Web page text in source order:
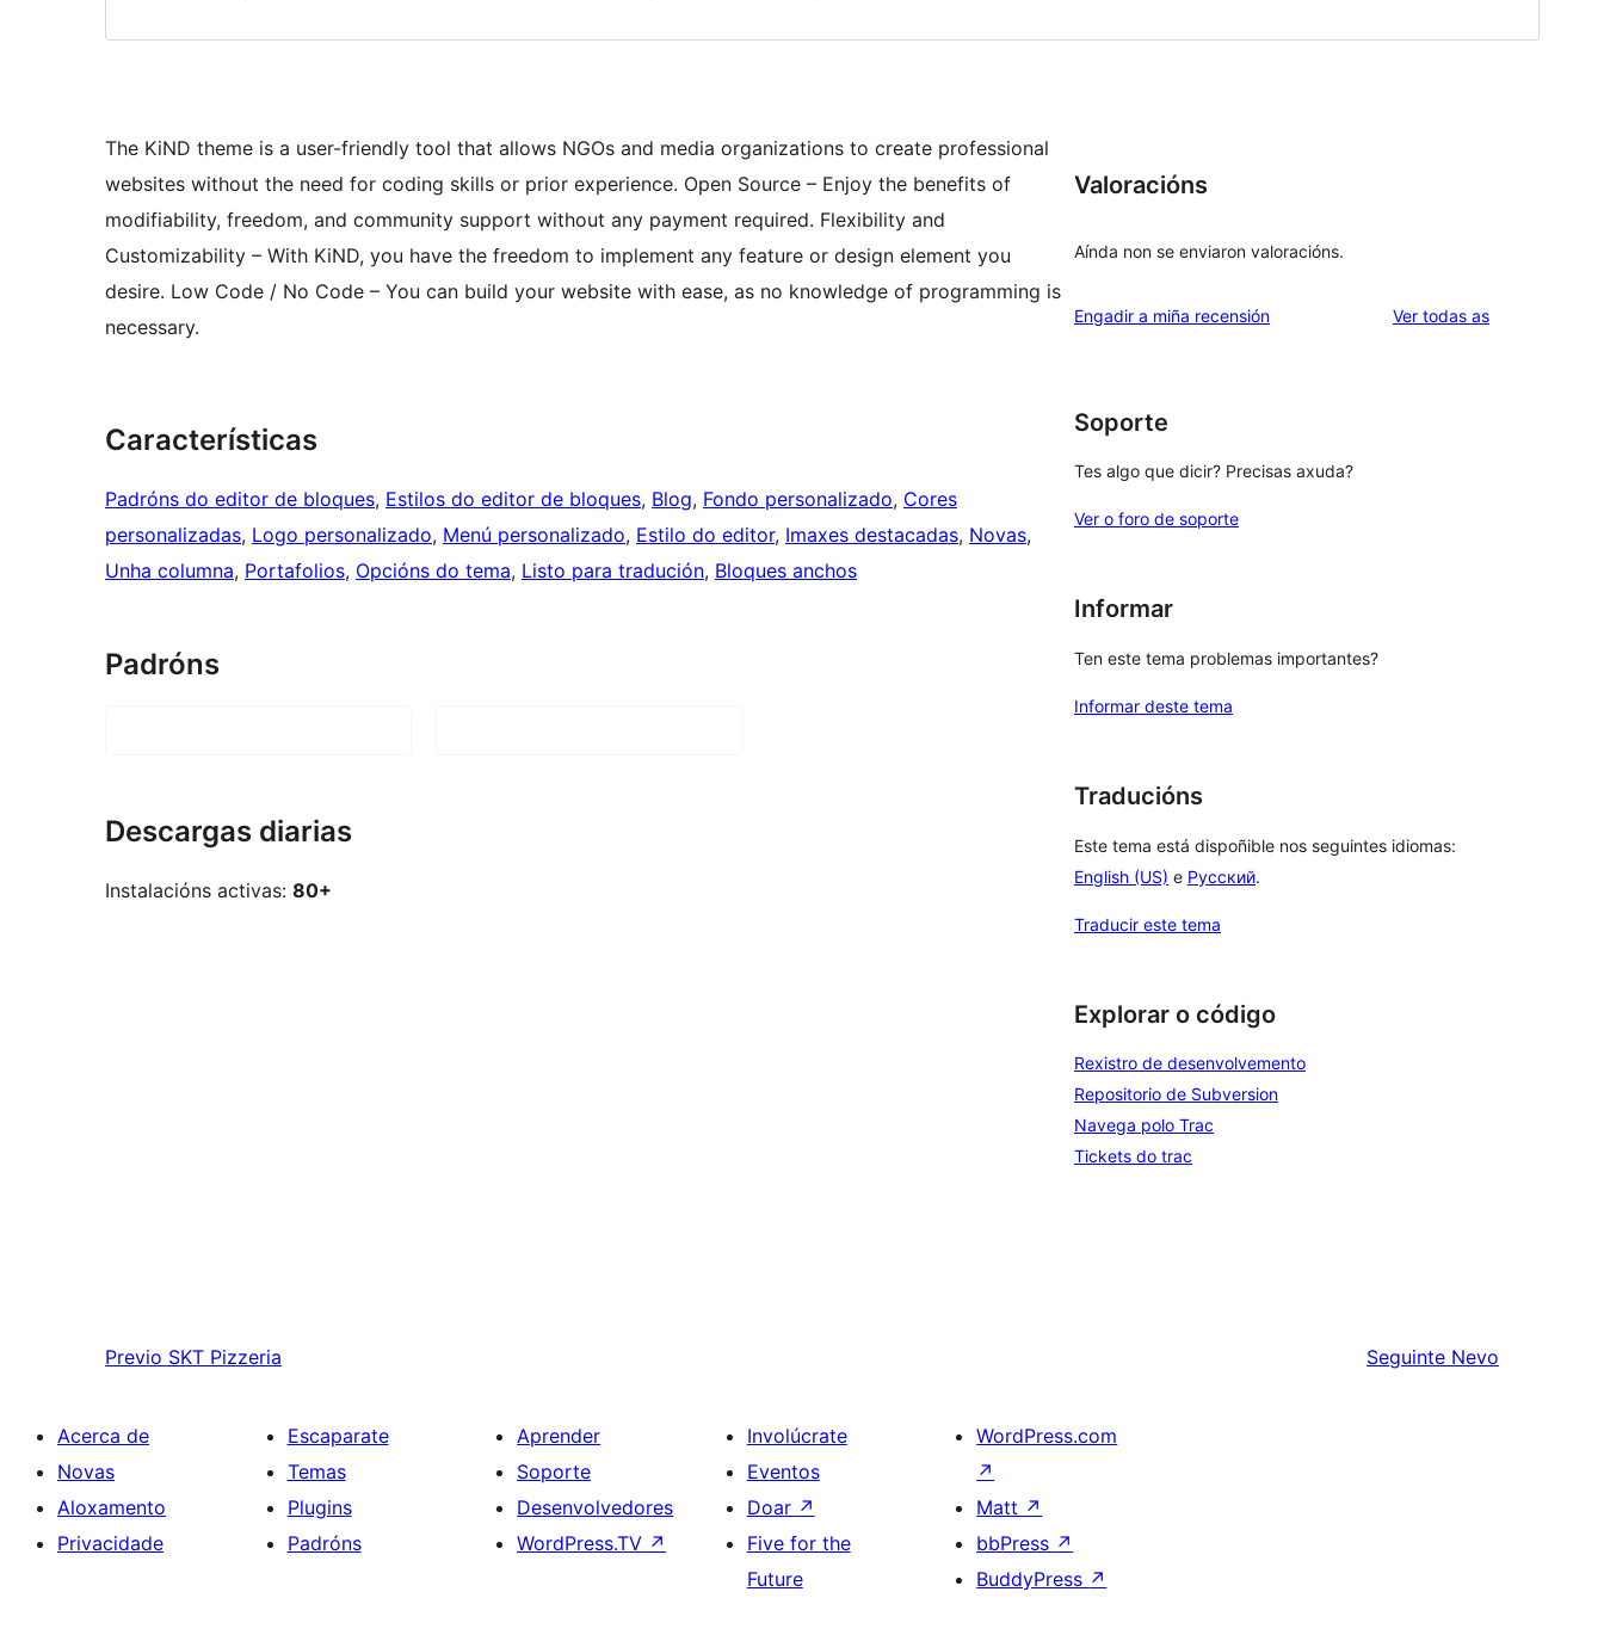
The KiND theme is a user-friendly tool that allows NGOs and media organizations to create professional
websites without the need for coding skills or prior experience. Open Source – Enjoy the benefits of
modifiability, freedom, and community support without any payment required. Flexibility and
Customizability – With KiND, you have the freedom to implement any feature or design element you
desire. Low Code / No Code – You can build your website with ease, as no knowledge of programming is
necessary.
Características
Padróns do editor de bloques, Estilos do editor de bloques, Blog, Fondo personalizado, Cores
personalizadas, Logo personalizado, Menú personalizado, Estilo do editor, Imaxes destacadas, Novas
Unha columna, Portafolios, Opcións do tema, Listo para tradución, Bloques anchos
Padróns
Descargas diarias
Instalacións activas: 80+
Valoracións
Aínda non se enviaron valoracións.
Engadir a miña recensión Ver todas asvaloracións
Soporte
Tes algo que dicir? Precisas axuda?
Ver o foro de soporte
Informar
Ten este tema problemas importantes?
Informar deste tema
Traducións
Este tema está dispoñible nos seguintes idiomas:
English (US) e Русский.
Traducir este tema
Explorar o código
Rexistro de desenvolvemento
Repositorio de Subversion
Navega polo Trac
Tickets do trac
Previo SKT Pizzeria Seguinte Nevo
Acerca de
Novas
Aloxamento
Privacidade
Escaparate
Temas
Plugins
Padróns
Aprender
Soporte
Desenvolvedores
WordPress.TV ↗
Involúcrate
Eventos
Doar ↗
Five for the
Future
WordPress.com
↗
Matt ↗
bbPress ↗
BuddyPress ↗